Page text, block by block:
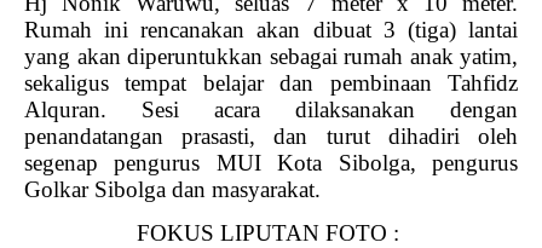
Rumah ini rencanakan akan dibuat 3 (tiga) lantai
yang akan diperuntukkan sebagai rumah anak yatim,
sekaligus tempat belajar dan pembinaan Tahfidz
Alquran. Sesi acara dilaksanakan dengan
penandatangan prasasti, dan turut dihadiri oleh
segenap pengurus MUI Kota Sibolga, pengurus
Golkar Sibolga dan masyarakat.
FOKUS LIPUTAN FOTO :